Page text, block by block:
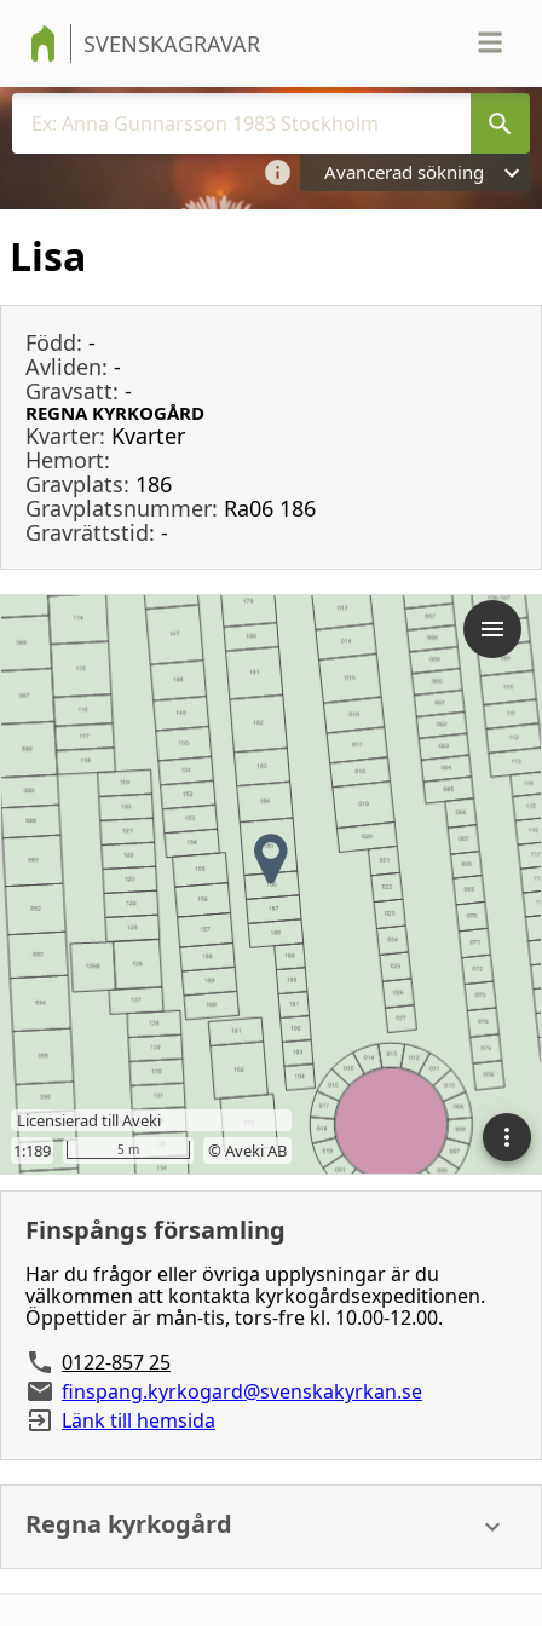
SVENSKAGRAVAR
Avancerad sökning
Lisa
Född: -
Avliden: -
Gravsatt: -
REGNA KYRKOGÅRD
Kvarter: Kvarter
Hemort:
Gravplats: 186
Gravplatsnummer: Ra06 186
Gravrättstid: -
Finspångs församling
Har du frågor eller övriga upplysningar är du
välkommen att kontakta kyrkogårdsexpeditionen.
Öppettider är mån-tis, tors-fre kl. 10.00-12.00.
0122-857 25
finspang.kyrkogard@svenskakyrkan.se
Länk till hemsida
Regna kyrkogård